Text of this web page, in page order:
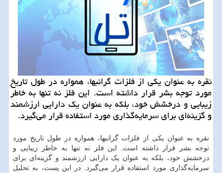
نقره به عنوان یکی از فلزات گرانبها، همواره در طول تاریخ
مورد توجه بشر قرار داشته است. این فلز نه تنها به خاطر
زیبایی و درخشش خود، بلکه به عنوان یک دارایی ارزشمند
و گزینه‌ای برای سرمایه‌گذاری مورد استفاده قرار می‌گیرد.
نقره به عنوان یکی از فلزات گرانبها، همواره در طول تاریخ مورد
توجه بشر قرار داشته است. این فلز نه تنها به خاطر زیبایی و
درخشش خود، بلکه به عنوان یک دارایی ارزشمند و گزینهای برای
سرمایهگذاری مورد استفاده قرار میگیرد. در این پست، به تحلیل